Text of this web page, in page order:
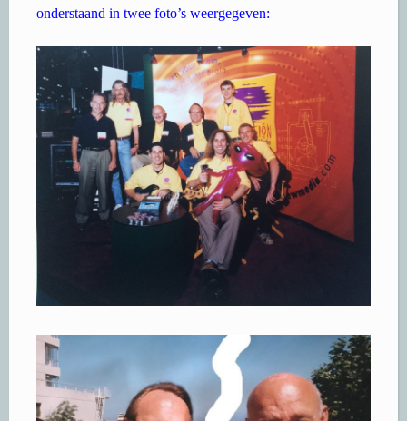
onderstaand in twee foto’s weergegeven: